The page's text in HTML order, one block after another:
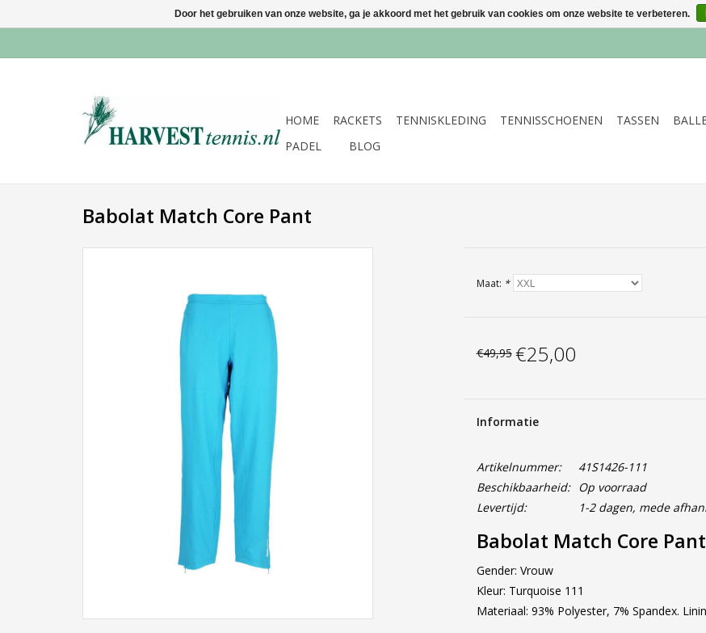
HOME RACKETS TENNISKLEDING TENNISSCHOENEN TASSEN
PADEL
BLOG
Babolat Match Core Pant
Maat: *
€49,95 €25,00
Informatie
Artikelnummer:
41S1426-111
Beschikbaarheid:
Op voorraad
Levertijd:
1-2 dagen, mede
Babolat Match Core Pant
Gender: Vrouw
Kleur: Turquoise 111
Materiaal: 93% Polyester, 7% Spandex.
Door het gebruiken van onze website, ga je akkoord met het gebruik van cookies om onze website te verbeteren.